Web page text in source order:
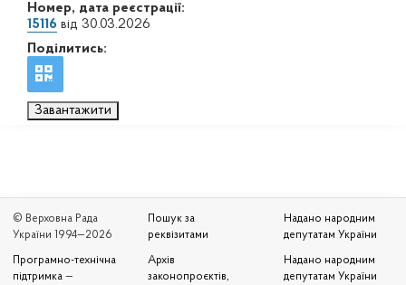
Номер, дата реєстрації:
15116 від 30.03.2026
Поділитись:
Завантажити
© Верховна Рада
України 1994—2026
Програмно-технічна
підтримка —
Пошук за
реквізитами
Архів
законопроєктів,
Надано народним
депутатам України
Надано народним
депутатам України